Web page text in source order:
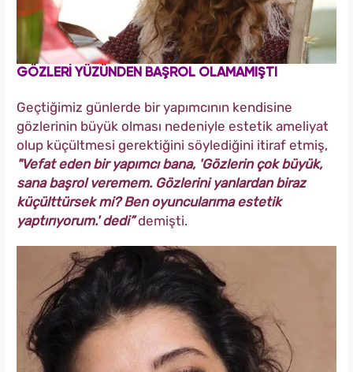
GÖZLERİ YÜZÜNDEN BAŞROL OLAMAMIŞTI
Geçtiğimiz günlerde bir yapımcının kendisine
gözlerinin büyük olması nedeniyle estetik ameliyat
olup küçültmesi gerektiğini söylediğini itiraf etmiş,
"Vefat eden bir yapımcı bana, 'Gözlerin çok büyük,
sana başrol veremem. Gözlerini yanlardan biraz
küçülttürsek mi? Ben oyuncularıma estetik
yaptırıyorum.' dedi”demişti.